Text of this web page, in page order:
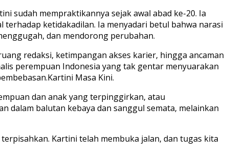
sudah mempraktikannya sejak awal abad ke-20. Ia
ketidakadilan. Ia menyadari betul bahwa narasi
dan mendorong perubahan.
redaksi, ketimpangan akses karier, hingga ancaman
perempuan Indonesia yang tak gentar menyuarakan
Masa Kini.
dan anak yang terpinggirkan, atau
dalam balutan kebaya dan sanggul semata, melainkan
Kartini telah membuka jalan, dan tugas kita